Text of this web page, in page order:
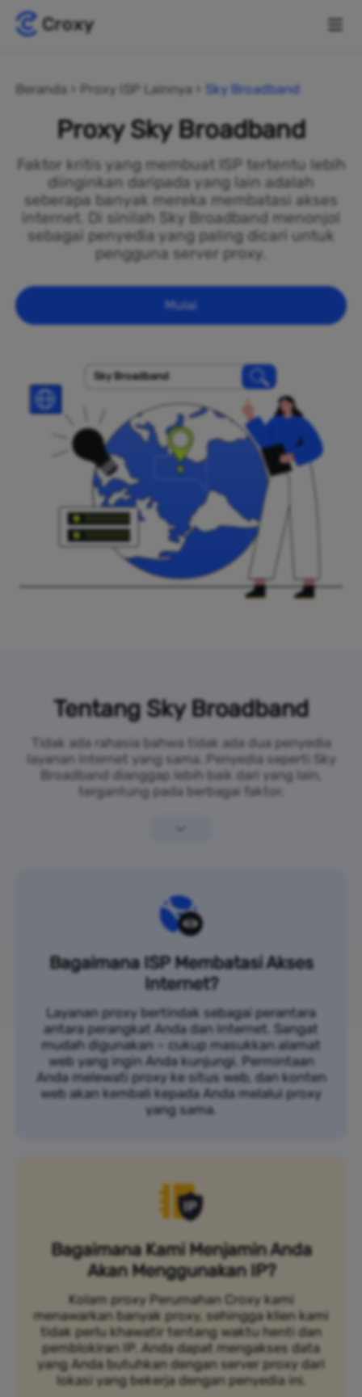
Beranda Proxy ISP Lainnya Sky Broadband
Proxy Sky Broadband
Faktor kritis yang membuat ISP tertentu lebih
diinginkan daripada yang lain adalah
seberapa banyak mereka membatasi akses
internet. Di sinilah Sky Broadband menonjol
sebagai penyedia yang paling dicari untuk
pengguna server proxy.
Mulai
Sky Broadband
Tentang Sky Broadband
Tidak ada rahasia bahwa tidak ada dua penyedia
layanan internet yang sama. Penyedia seperti Sky
Broadband dianggap lebih baik dari yang lain,
tergantung pada berbagai faktor.
Bagaimana ISP Membatasi Akses
Internet?
Layanan proxy bertindak sebagai perantara
antara perangkat Anda dan Internet. Sangat
mudah digunakan – cukup masukkan alamat
web yang ingin Anda kunjungi. Permintaan
Anda melewati proxy ke situs web, dan konten
web akan kembali kepada Anda melalui proxy
yang sama.
Bagaimana Kami Menjamin Anda
Akan Menggunakan IP?
Kolam proxy Perumahan Croxy kami
menawarkan banyak proxy, sehingga klien kami
tidak perlu khawatir tentang waktu henti dan
pemblokiran IP. Anda dapat mengakses data
yang Anda butuhkan dengan server proxy dari
lokasi yang bekerja dengan penyedia ini.